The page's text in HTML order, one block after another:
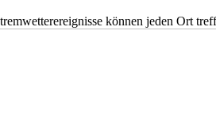
können jeden Ort